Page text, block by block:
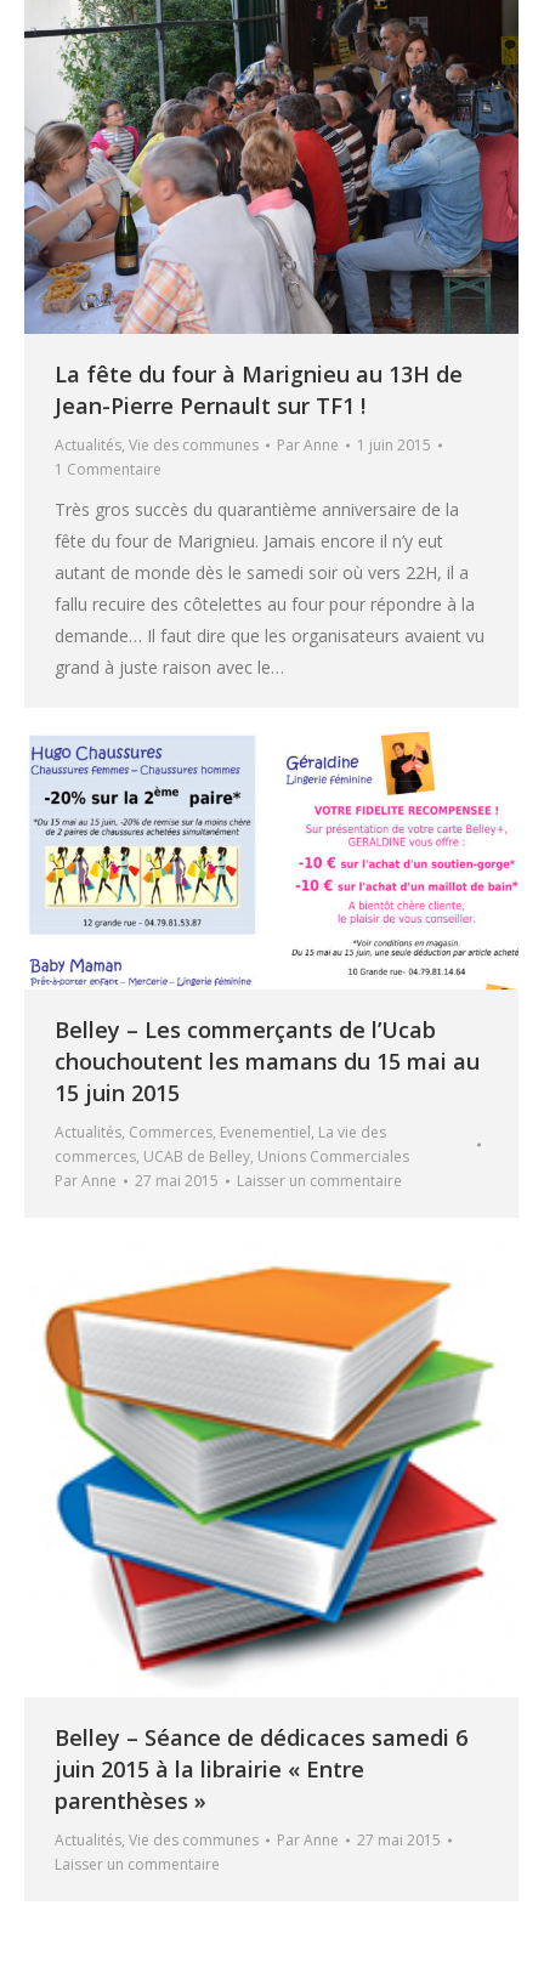
La fête du four à Marignieu au 13H de
Jean-Pierre Pernault sur TF1 !
Actualités, Vie des communes ParAnne
1 juin 2015
1 Commentaire
Très gros succès du quarantième anniversaire de la
fête du four de Marignieu. Jamais encore il n’y eut
autant de monde dès le samedi soir où vers 22H, il a
fallu recuire des côtelettes au four pour répondre à la
demande… Il faut dire que les organisateurs avaient vu
grand à juste raison avec le…
Belley – Les commerçants de l’Ucab
chouchoutent les mamans du 15 mai au
15 juin 2015
Actualités, Commerces, Evenementiel, La vie des
commerces, UCAB de Belley, Unions Commerciales
ParAnne 27 mai 2015 Laisser un commentaire
Belley – Séance de dédicaces samedi 6
juin 2015 à la librairie « Entre
parenthèses »
Actualités, Vie des communes ParAnne
27 mai 2015
Laisser un commentaire